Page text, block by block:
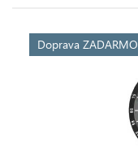
Doprava ZADARMO